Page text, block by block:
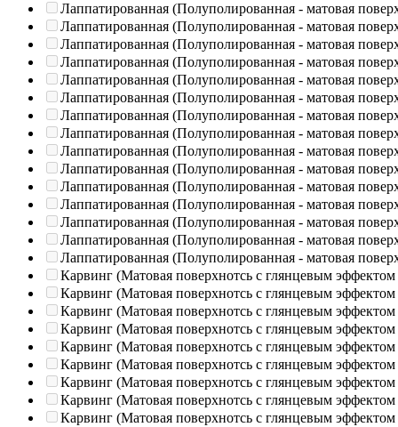
Лаппатированная (Полуполированная - матовая
Лаппатированная (Полуполированная - матовая
Лаппатированная (Полуполированная - матовая
Лаппатированная (Полуполированная - матовая
Лаппатированная (Полуполированная - матовая
Лаппатированная (Полуполированная - матовая
Лаппатированная (Полуполированная - матовая
Лаппатированная (Полуполированная - матовая
Лаппатированная (Полуполированная - матовая
Лаппатированная (Полуполированная - матовая
Лаппатированная (Полуполированная - матовая
Лаппатированная (Полуполированная - матовая
Лаппатированная (Полуполированная - матовая
Лаппатированная (Полуполированная - матовая
Лаппатированная (Полуполированная - матовая
Карвинг (Матовая поверхнотсь с глянцевым эффектом
Карвинг (Матовая поверхнотсь с глянцевым эффектом
Карвинг (Матовая поверхнотсь с глянцевым эффектом
Карвинг (Матовая поверхнотсь с глянцевым эффектом
Карвинг (Матовая поверхнотсь с глянцевым эффектом
Карвинг (Матовая поверхнотсь с глянцевым эффектом
Карвинг (Матовая поверхнотсь с глянцевым эффектом
Карвинг (Матовая поверхнотсь с глянцевым эффектом
Карвинг (Матовая поверхнотсь с глянцевым эффектом